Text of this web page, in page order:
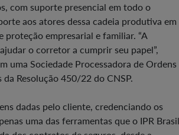
com suporte presencial em todo o
aos atores dessa cadeia produtiva em
empresarial e familiar. “A
o corretor a cumprir seu papel”,
uma Sociedade Processadora de Ordens
Resolução 450/22 do CNSP.
dadas pelo cliente, credenciando os
uma das ferramentas que o IPR Brasil